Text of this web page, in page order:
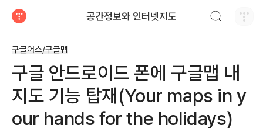
공간정보와 인터넷지도
구글어스/구글맵
구글 안드로이드 폰에 구글맵 내
지도 기능 탑재(Your maps in y
our hands for the holidays)